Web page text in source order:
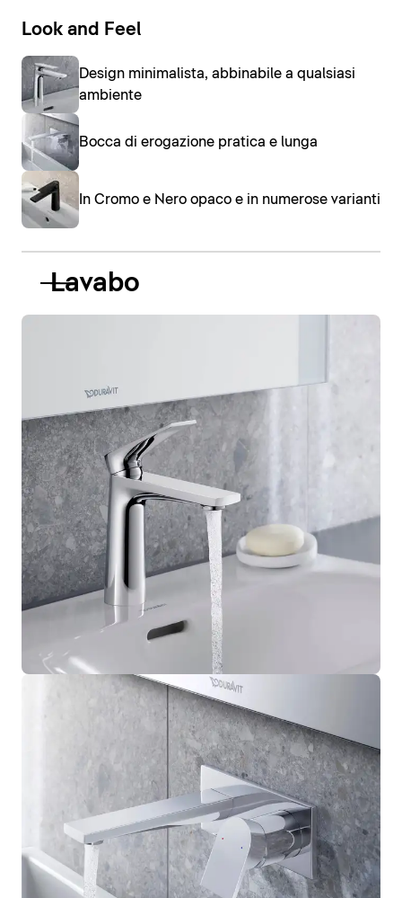
Look and Feel
Design minimalista, abbinabile a qualsiasi
ambiente
Bocca di erogazione pratica e lunga
In Cromo e Nero opaco e in numerose varianti
Lavabo